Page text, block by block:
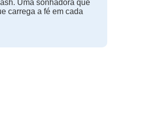
Uma sonhadora que
carrega a fé em cada